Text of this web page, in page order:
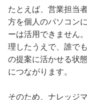
たとえば、営業担当
方を個人のパソコン
ーは活用できません
理したうえで、誰で
の提案に活かせる状
につながります。
そのため、ナレッジ